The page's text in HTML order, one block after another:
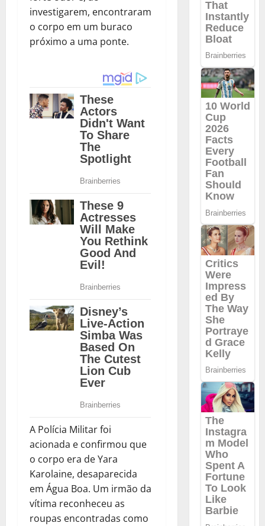
investigarem, encontraram
o corpo em um buraco
próximo a uma ponte.
A Polícia Militar foi
acionada e confirmou que
o corpo era de Yara
Karolaine, desaparecida
em Água Boa. Um irmão da
vítima reconheceu as
roupas encontradas como